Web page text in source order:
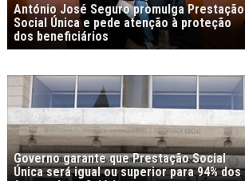
António José Seguro promulga Prestação
Social Única e pede atenção à proteção
dos beneficiários
Governo garante que Prestação Social
Única será igual ou superior para 94% dos